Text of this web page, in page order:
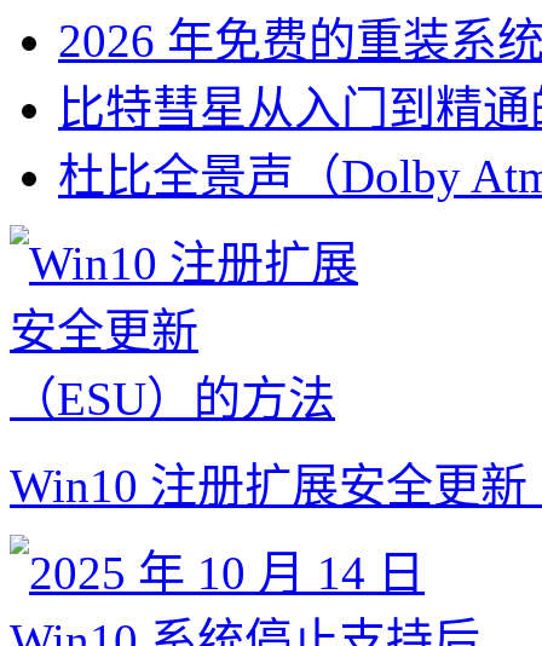
2026 年免费的重装系
比特彗星从入门到精
杜比全景声（Dolby
Win10 注册扩展安全更